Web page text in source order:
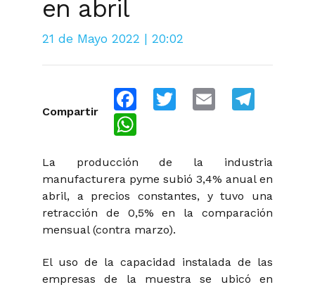
en abril
21 de Mayo 2022 | 20:02
Compartir
FacebookTwitter Email
La producción de la industria
manufacturera pyme subió 3,4% anual en
abril, a precios constantes, y tuvo una
retracción de 0,5% en la comparación
mensual (contra marzo).
El uso de la capacidad instalada de las
empresas de la muestra se ubicó en